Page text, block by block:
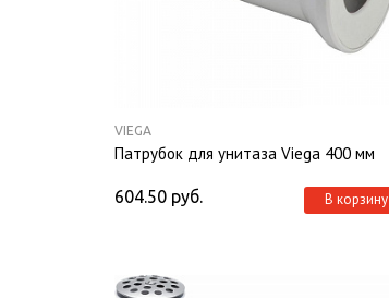
VIEGA
Патрубок для унитаза Viega 400 мм
604.50 руб. В корзину